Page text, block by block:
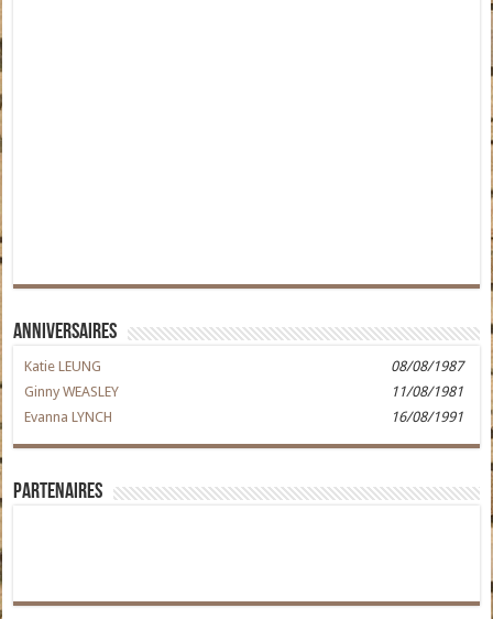
Anniversaires
Katie LEUNG
08/08/1987
Ginny WEASLEY
11/08/1981
Evanna LYNCH
16/08/1991
Partenaires